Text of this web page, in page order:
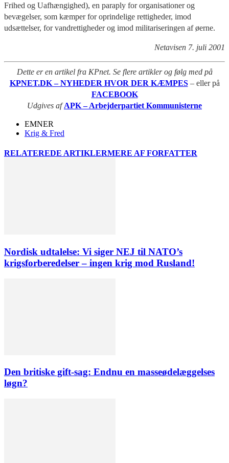
Frihed og Uafhængighed), en paraply for organisationer og
bevægelser, som kæmper for oprindelige rettigheder, imod
udsættelser, for vandrettigheder og imod militariseringen af øerne.
Netavisen 7. juli 2001
Dette er en artikel fra KPnet. Se flere artikler og følg med på
KPNET.DK – NYHEDER HVOR DER KÆMPES – eller på
FACEBOOK
Udgives afAPK – Arbejderpartiet Kommunisterne
EMNER
Krig & Fred
RELATEREDE ARTIKLERMERE AF FORFATTER
Nordisk udtalelse: Vi siger NEJ til NATO’s
krigsforberedelser – ingen krig mod Rusland!
Den britiske gift-sag: Endnu en masseødelæggelses
løgn?